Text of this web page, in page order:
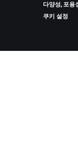
다양성, 포용
쿠키 설정